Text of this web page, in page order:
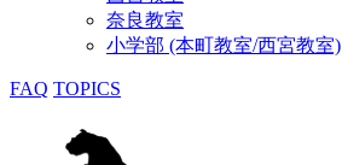
奈良教室
小学部 (本町教室/西宮教室)
FAQ TOPICS